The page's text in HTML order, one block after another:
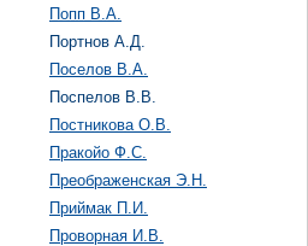
Попп В.А.
Портнов А.Д.
Поселов В.А.
Поспелов В.В.
Постникова О.В.
Пракойо Ф.С.
Преображенская Э.Н.
Приймак П.И.
Проворная И.В.